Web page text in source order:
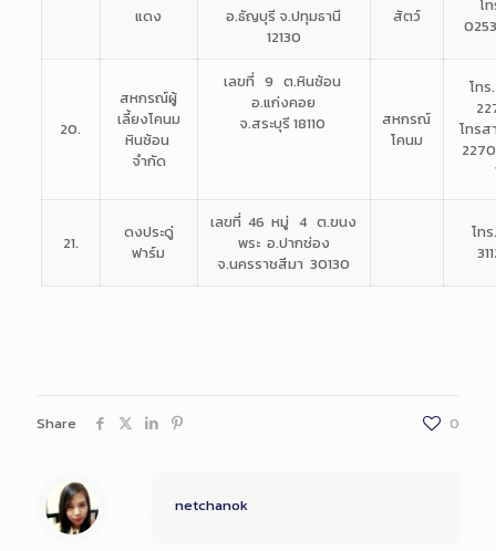
แดง
อ.ธัญบุรี จ.ปทุมธานี
12130
สัตว์
โ
20.
สหกรณ์ผู้
เลี้ยงโคนม
หินซ้อน
จำกัด
เลขที่ 9 ต.หินซ้อน
อ.แก่งคอย
จ.สระบุรี 18110
สหกรณ์
โคนม
โท
โทร
21.
ดงประดู่
ฟาร์ม
เลขที่ 46 หมู่ 4 ต.ขนง
พระ อ.ปากช่อง
จ.นครราชสีมา 30130
โท
Share 0
netchanok